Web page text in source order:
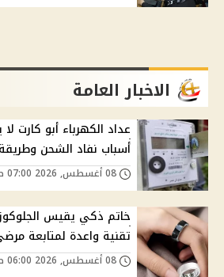
الاخبار العامة
عداد الكهرباء أبو كارت
أسباب نفاد الشحن
خاتم ذكي يقيس
تقنية واعدة لمتابعة